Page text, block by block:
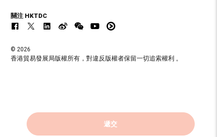
遞交
關注 HKTDC
© 2026
香港貿易發展局版權所有，對違反版權者保留一切追索權利 。